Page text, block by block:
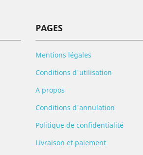
PAGES
Mentions légales
Conditions d'utilisation
A propos
Conditions d'annulation
Politique de confidentialité
Livraison et paiement